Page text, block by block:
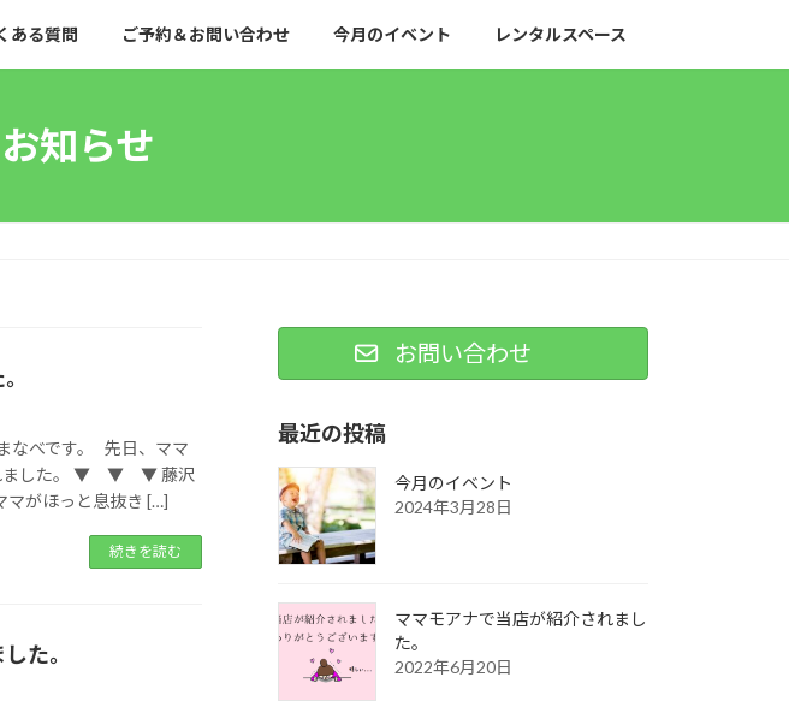
ある質問 ご予約＆お問い合わせ 今月のイベント レンタルスペース
知らせ
なべです。 先日、ママ
れました。 ▼ ▼ ▼ 藤沢
マがほっと息抜き […]
続きを読む
た。
お問い合わせ
最近の投稿
今月のイベント
2024年3月28日
ママモアナで当店が紹介されまし
た。
2022年6月20日